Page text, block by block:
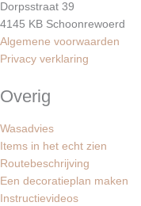
Dorpsstraat 39
4145 KB Schoonrewoerd
Algemene voorwaarden
Privacy verklaring
Overig
Wasadvies
Items in het echt zien
Routebeschrijving
Een decoratieplan maken
Instructievideos